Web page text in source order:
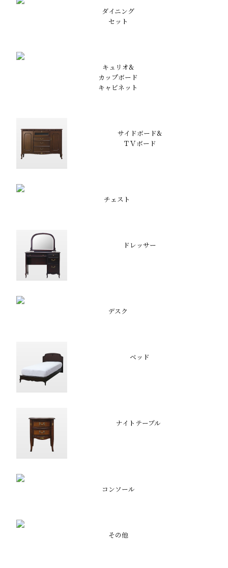
ダイニング
セット
キュリオ&
カップボード
キャビネット
サイドボード&
ＴＶボード
チェスト
ドレッサー
デスク
ベッド
ナイトテーブル
コンソール
その他